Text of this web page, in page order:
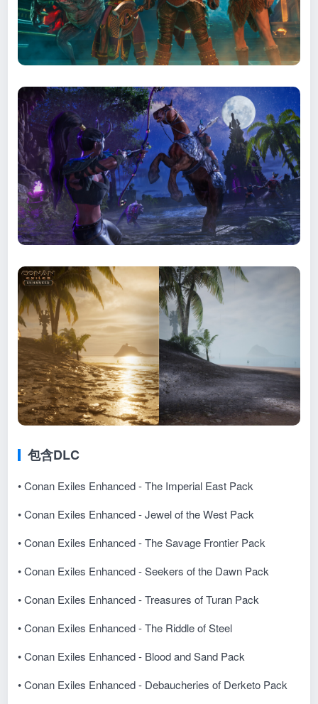
包含DLC
• Conan Exiles Enhanced - The Imperial East Pack
• Conan Exiles Enhanced - Jewel of the West Pack
• Conan Exiles Enhanced - The Savage Frontier Pack
• Conan Exiles Enhanced - Seekers of the Dawn Pack
• Conan Exiles Enhanced - Treasures of Turan Pack
• Conan Exiles Enhanced - The Riddle of Steel
• Conan Exiles Enhanced - Blood and Sand Pack
• Conan Exiles Enhanced - Debaucheries of Derketo Pack